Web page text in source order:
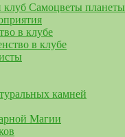
клуб Самоцветы планеты
в клубе
в клубе
камней
Магии